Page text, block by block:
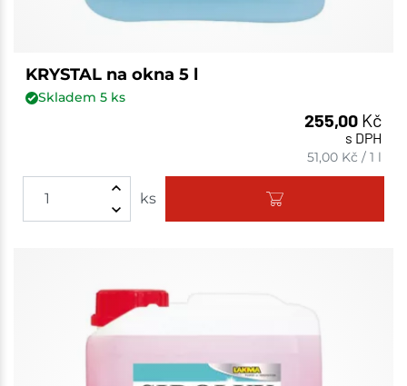
KRYSTAL na okna 5 l
Skladem 5ks
255,00 Kč
s DPH
51,00 Kč /1 l
ks